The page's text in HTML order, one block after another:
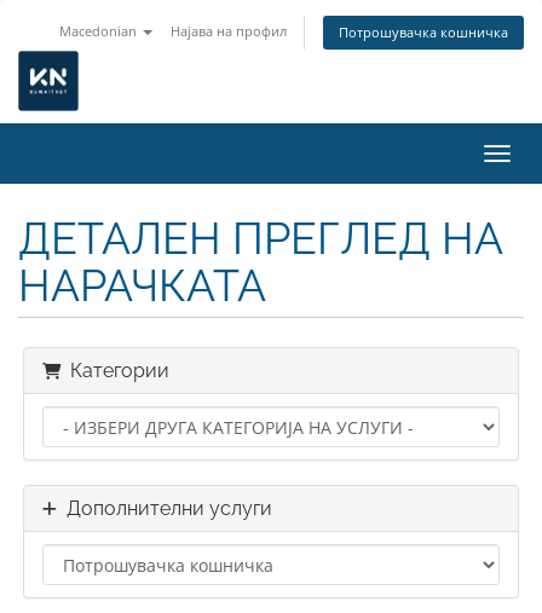
Macedonian Најава на профил Потрошувачка кошничка
ДЕТАЛЕН ПРЕГЛЕД НА
НАРАЧКАТА
Категории
Дополнителни услуги